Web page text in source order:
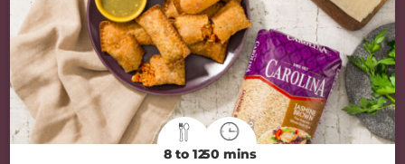
8 to 1250 mins